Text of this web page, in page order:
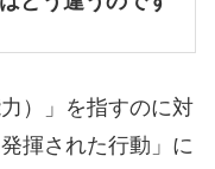
）」を指すのに対
揮された行動」に